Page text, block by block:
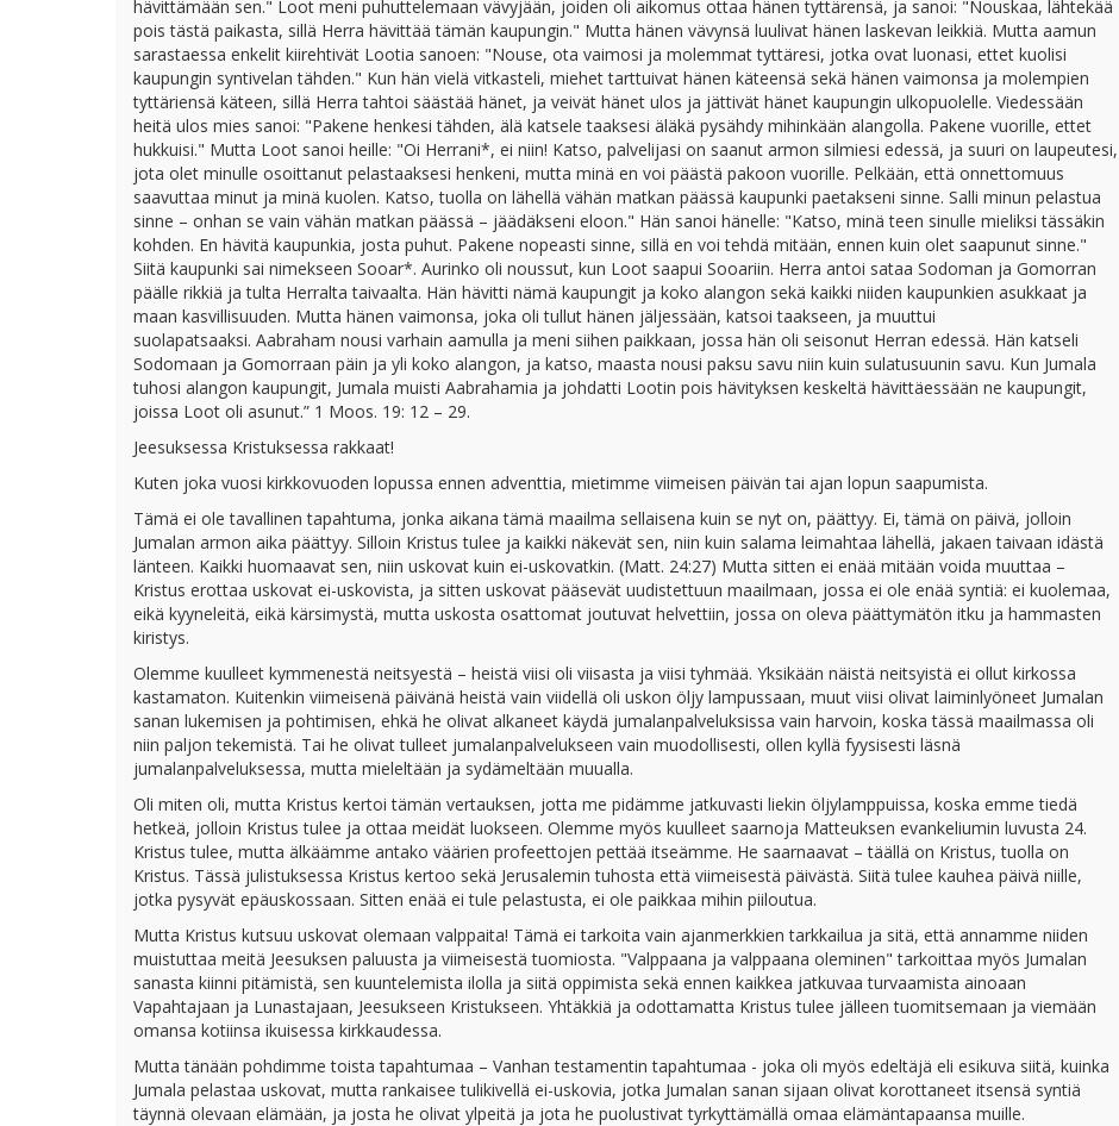
hävittämään sen." Loot meni puhuttelemaan vävyjään, joiden oli aikomus ottaa hänen tyttärensä, ja sanoi: "Nouskaa, lähtekää
pois tästä paikasta, sillä Herra hävittää tämän kaupungin." Mutta hänen vävynsä luulivat hänen laskevan leikkiä. Mutta aamun
sarastaessa enkelit kiirehtivät Lootia sanoen: "Nouse, ota vaimosi ja molemmat tyttäresi, jotka ovat luonasi, ettet kuolisi
kaupungin syntivelan tähden." Kun hän vielä vitkasteli, miehet tarttuivat hänen käteensä sekä hänen vaimonsa ja molempien
tyttäriensä käteen, sillä Herra tahtoi säästää hänet, ja veivät hänet ulos ja jättivät hänet kaupungin ulkopuolelle. Viedessään
heitä ulos mies sanoi: "Pakene henkesi tähden, älä katsele taaksesi äläkä pysähdy mihinkään alangolla. Pakene vuorille, ettet
hukkuisi." Mutta Loot sanoi heille: "Oi Herrani*, ei niin! Katso, palvelijasi on saanut armon silmiesi edessä, ja suuri on laupeutesi,
jota olet minulle osoittanut pelastaaksesi henkeni, mutta minä en voi päästä pakoon vuorille. Pelkään, että onnettomuus
saavuttaa minut ja minä kuolen. Katso, tuolla on lähellä vähän matkan päässä kaupunki paetakseni sinne. Salli minun pelastua
sinne – onhan se vain vähän matkan päässä – jäädäkseni eloon." Hän sanoi hänelle: "Katso, minä teen sinulle mieliksi tässäkin
kohden. En hävitä kaupunkia, josta puhut. Pakene nopeasti sinne, sillä en voi tehdä mitään, ennen kuin olet saapunut sinne."
Siitä kaupunki sai nimekseen Sooar*. Aurinko oli noussut, kun Loot saapui Sooariin. Herra antoi sataa Sodoman ja Gomorran
päälle rikkiä ja tulta Herralta taivaalta. Hän hävitti nämä kaupungit ja koko alangon sekä kaikki niiden kaupunkien asukkaat ja
maan kasvillisuuden. Mutta hänen vaimonsa, joka oli tullut hänen jäljessään, katsoi taakseen, ja muuttui
suolapatsaaksi. Aabraham nousi varhain aamulla ja meni siihen paikkaan, jossa hän oli seisonut Herran edessä. Hän katseli
Sodomaan ja Gomorraan päin ja yli koko alangon, ja katso, maasta nousi paksu savu niin kuin sulatusuunin savu. Kun Jumala
tuhosi alangon kaupungit, Jumala muisti Aabrahamia ja johdatti Lootin pois hävityksen keskeltä hävittäessään ne kaupungit,
joissa Loot oli asunut.” 1 Moos. 19: 12 – 29.
Jeesuksessa Kristuksessa rakkaat!
Kuten joka vuosi kirkkovuoden lopussa ennen adventtia, mietimme viimeisen päivän tai ajan lopun saapumista.
Tämä ei ole tavallinen tapahtuma, jonka aikana tämä maailma sellaisena kuin se nyt on, päättyy. Ei, tämä on päivä, jolloin
Jumalan armon aika päättyy. Silloin Kristus tulee ja kaikki näkevät sen, niin kuin salama leimahtaa lähellä, jakaen taivaan idästä
länteen. Kaikki huomaavat sen, niin uskovat kuin ei-uskovatkin. (Matt. 24:27) Mutta sitten ei enää mitään voida muuttaa –
Kristus erottaa uskovat ei-uskovista, ja sitten uskovat pääsevät uudistettuun maailmaan, jossa ei ole enää syntiä: ei kuolemaa,
eikä kyyneleitä, eikä kärsimystä, mutta uskosta osattomat joutuvat helvettiin, jossa on oleva päättymätön itku ja hammasten
kiristys.
Olemme kuulleet kymmenestä neitsyestä – heistä viisi oli viisasta ja viisi tyhmää. Yksikään näistä neitsyistä ei ollut kirkossa
kastamaton. Kuitenkin viimeisenä päivänä heistä vain viidellä oli uskon öljy lampussaan, muut viisi olivat laiminlyöneet Jumalan
sanan lukemisen ja pohtimisen, ehkä he olivat alkaneet käydä jumalanpalveluksissa vain harvoin, koska tässä maailmassa oli
niin paljon tekemistä. Tai he olivat tulleet jumalanpalvelukseen vain muodollisesti, ollen kyllä fyysisesti läsnä
jumalanpalveluksessa, mutta mieleltään ja sydämeltään muualla.
Oli miten oli, mutta Kristus kertoi tämän vertauksen, jotta me pidämme jatkuvasti liekin öljylamppuissa, koska emme tiedä
hetkeä, jolloin Kristus tulee ja ottaa meidät luokseen. Olemme myös kuulleet saarnoja Matteuksen evankeliumin luvusta 24.
Kristus tulee, mutta älkäämme antako väärien profeettojen pettää itseämme. He saarnaavat – täällä on Kristus, tuolla on
Kristus. Tässä julistuksessa Kristus kertoo sekä Jerusalemin tuhosta että viimeisestä päivästä. Siitä tulee kauhea päivä niille,
jotka pysyvät epäuskossaan. Sitten enää ei tule pelastusta, ei ole paikkaa mihin piiloutua.
Mutta Kristus kutsuu uskovat olemaan valppaita! Tämä ei tarkoita vain ajanmerkkien tarkkailua ja sitä, että annamme niiden
muistuttaa meitä Jeesuksen paluusta ja viimeisestä tuomiosta. "Valppaana ja valppaana oleminen" tarkoittaa myös Jumalan
sanasta kiinni pitämistä, sen kuuntelemista ilolla ja siitä oppimista sekä ennen kaikkea jatkuvaa turvaamista ainoaan
Vapahtajaan ja Lunastajaan, Jeesukseen Kristukseen. Yhtäkkiä ja odottamatta Kristus tulee jälleen tuomitsemaan ja viemään
omansa kotiinsa ikuisessa kirkkaudessa.
Mutta tänään pohdimme toista tapahtumaa – Vanhan testamentin tapahtumaa - joka oli myös edeltäjä eli esikuva siitä, kuinka
Jumala pelastaa uskovat, mutta rankaisee tulikivellä ei-uskovia, jotka Jumalan sanan sijaan olivat korottaneet itsensä syntiä
täynnä olevaan elämään, ja josta he olivat ylpeitä ja jota he puolustivat tyrkyttämällä omaa elämäntapaansa muille.